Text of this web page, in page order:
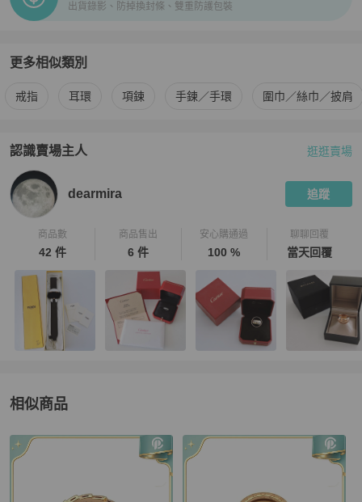
出貨錄影、防掉換封條、雙重防護包裝
更多相似類別
更多BVLGARI女士配件相似商品推薦
戒指 耳環 項鍊 手鍊／手環 圍巾／絲巾／披肩
認識賣場主人
PopChill 拍拍圈嚴選賣家
逛逛賣場
dearmira 追蹤
商品數
42 件
商品售出
6 件
安心購通過
100 %
聊聊回覆
當天回覆
相似商品
更多相似BVLGARI女士配件推薦精品